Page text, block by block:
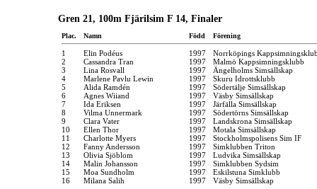
Gren 21, 100m Fjärilsim F 14, Finaler
Plac. Namn Född Förening
1 Elin Podéus 1997
Norrköpings
2
Cassandra Tran 1997
Malmö Kappsimningsklubb
3
Lina Rosvall 1997
Ängelholms Simsällskap
4
Marlene Pavlu Lewin 1997
Skuru Idrottsklubb
5
Alida Ramdén 1997
Södertälje Simsällskap
6
Agnes Wiiand 1997
Väsby Simsällskap
7
Ida Eriksen 1997
Järfälla Simsällskap
8
Vilma Unnermark 1997
Södertörns Simsällskap
9
Clara Vater 1997
Landskrona Simsällskap
10
Ellen Thor 1997
Motala Simsällskap
11
Charlotte Myers 1997
Stockholmspolisens Sim IF
12
Fanny Andersson 1997
Simklubben Triton
13
Olivia Sjöblom 1997
Ludvika Simsällskap
14
Malin Johansson 1997
Simklubben Sydsim
15
Moa Sundholm 1997
Eskilstuna Simklubb
16
Milana Salih 1997 Väsby Simsällskap